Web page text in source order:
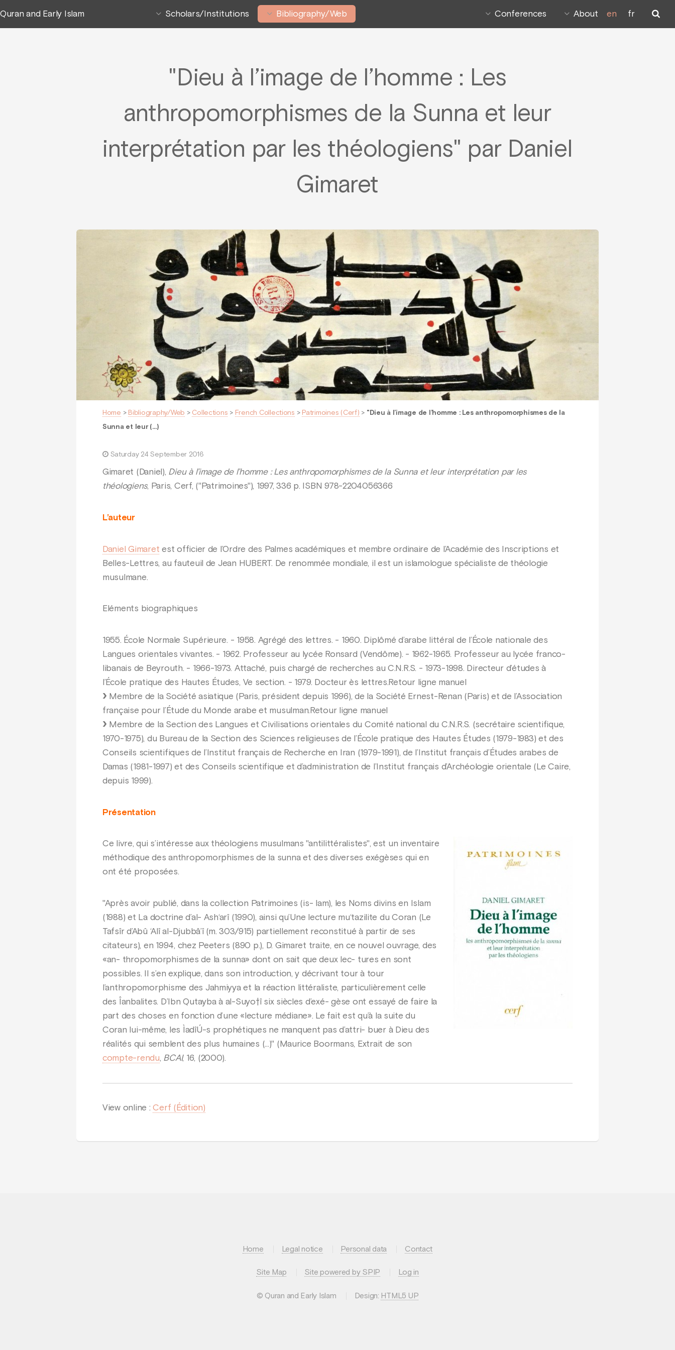
Quran and Early Islam Scholars/Institutions Bibliography/Web Conferences About en fr
"Dieu à l’image de l’homme : Les
anthropomorphismes de la Sunna et leur
interprétation par les théologiens" par Daniel
Gimaret
Home > Bibliography/Web > Collections > French Collections > Patrimoines (Cerf) > "Dieu à l’image de l’homme : Les anthropomorphismes de la
Sunna et leur (…)
Saturday 24 September 2016
Gimaret (Daniel), Dieu à l’image de l’homme : Les anthropomorphismes de la Sunna et leur interprétation par les
théologiens, Paris, Cerf, ("Patrimoines"), 1997, 336 p. ISBN 978-2204056366
L’auteur
Daniel Gimaret est officier de l’Ordre des Palmes académiques et membre ordinaire de l’Académie des Inscriptions et
Belles-Lettres, au fauteuil de Jean HUBERT. De renommée mondiale, il est un islamologue spécialiste de théologie
musulmane.
Eléments biographiques
1955. École Normale Supérieure. - 1958. Agrégé des lettres. - 1960. Diplômé d’arabe littéral de l’École nationale des
Langues orientales vivantes. - 1962. Professeur au lycée Ronsard (Vendôme). - 1962-1965. Professeur au lycée franco-
libanais de Beyrouth. - 1966-1973. Attaché, puis chargé de recherches au C.N.R.S. - 1973-1998. Directeur d’études à
l’École pratique des Hautes Études, Ve section. - 1979. Docteur ès lettres.Retour ligne manuel
Membre de la Société asiatique (Paris, président depuis 1996), de la Société Ernest-Renan (Paris) et de l’Association
française pour l’Étude du Monde arabe et musulman.Retour ligne manuel
Membre de la Section des Langues et Civilisations orientales du Comité national du C.N.R.S. (secrétaire scientifique,
1970-1975), du Bureau de la Section des Sciences religieuses de l’École pratique des Hautes Études (1979-1983) et des
Conseils scientifiques de l’Institut français de Recherche en Iran (1979-1991), de l’Institut français d’Études arabes de
Damas (1981-1997) et des Conseils scientifique et d’administration de l’Institut français d’Archéologie orientale (Le Caire,
depuis 1999).
Présentation
Ce livre, qui s’intéresse aux théologiens musulmans "antilittéralistes", est un inventaire
méthodique des anthropomorphismes de la sunna et des diverses exégèses qui en
ont été proposées.
"Après avoir publié, dans la collection Patrimoines (is- lam), les Noms divins en Islam
(1988) et La doctrine d’al- Ash‘arî (1990), ainsi qu’Une lecture mu‘tazilite du Coran (Le
Tafsîr d’Abû ‘Alî al-Djubbâ’î (m. 303/915) partiellement reconstitué à partir de ses
citateurs), en 1994, chez Peeters (890 p.), D. Gimaret traite, en ce nouvel ouvrage, des
«an- thropomorphismes de la sunna» dont on sait que deux lec- tures en sont
possibles. Il s’en explique, dans son introduction, y décrivant tour à tour
l’anthropomorphisme des Jahmiyya et la réaction littéraliste, particulièrement celle
des Îanbalites. D’Ibn Qutayba à al-Suyo†î six siècles d’exé- gèse ont essayé de faire la
part des choses en fonction d’une «lecture médiane». Le fait est qu’à la suite du
Coran lui-même, les ÌadîÚ-s prophétiques ne manquent pas d’attri- buer à Dieu des
réalités qui semblent des plus humaines (...)" (Maurice Boormans, Extrait de son
compte-rendu, BCAI, 16, (2000).
View online :Cerf (Édition)
Home Legal notice Personal data Contact
Site Map Site powered by SPIP Log in
© Quran and Early Islam Design: HTML5 UP